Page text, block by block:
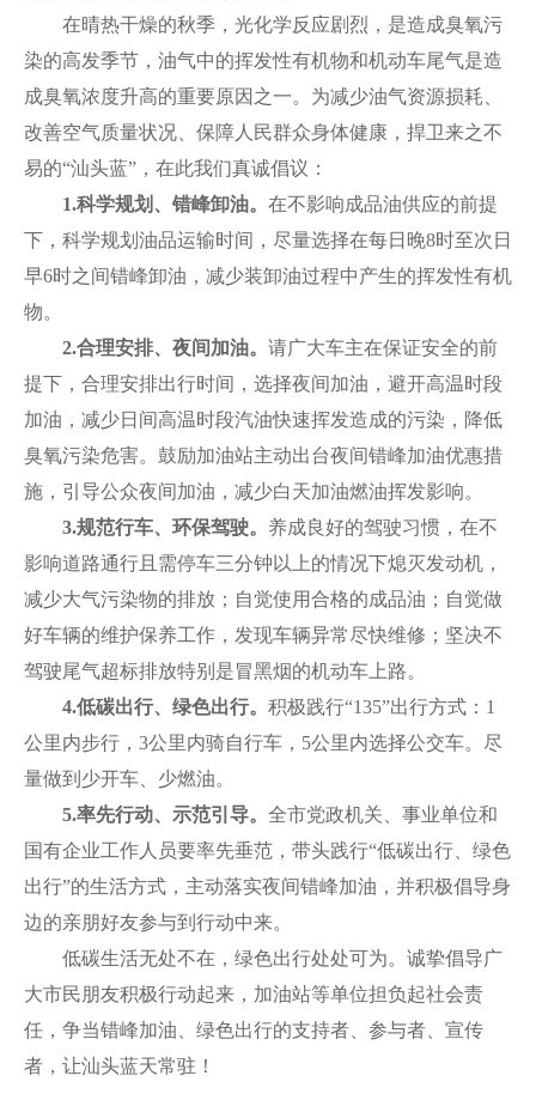
在晴热干燥的秋季，光化学反应剧烈，是造成臭氧污
染的高发季节，油气中的挥发性有机物和机动车尾气是造
成臭氧浓度升高的重要原因之一。为减少油气资源损耗、
改善空气质量状况、保障人民群众身体健康，捍卫来之不
易的“汕头蓝”，在此我们真诚倡议：
1.科学规划、错峰卸油。 在不影响成品油供应的前提
下，科学规划油品运输时间，尽量选择在每日晚8时至次日
早6时之间错峰卸油，减少装卸油过程中产生的挥发性有机
物。
2.合理安排、夜间加油。 请广大车主在保证安全的前
提下，合理安排出行时间，选择夜间加油，避开高温时段
加油，减少日间高温时段汽油快速挥发造成的污染，降低
臭氧污染危害。鼓励加油站主动出台夜间错峰加油优惠措
施，引导公众夜间加油，减少白天加油燃油挥发影响。
3.规范行车、环保驾驶。 养成良好的驾驶习惯，在不
影响道路通行且需停车三分钟以上的情况下熄灭发动机，
减少大气污染物的排放；自觉使用合格的成品油；自觉做
好车辆的维护保养工作，发现车辆异常尽快维修；坚决不
驾驶尾气超标排放特别是冒黑烟的机动车上路。
4.低碳出行、绿色出行。 积极践行“135”出行方式：1
公里内步行，3公里内骑自行车，5公里内选择公交车。尽
量做到少开车、少燃油。
5.率先行动、示范引导。 全市党政机关、事业单位和
国有企业工作人员要率先垂范，带头践行“低碳出行、绿色
出行”的生活方式，主动落实夜间错峰加油，并积极倡导身
边的亲朋好友参与到行动中来。
低碳生活无处不在，绿色出行处处可为。诚挚倡导广
大市民朋友积极行动起来，加油站等单位担负起社会责
任，争当错峰加油、绿色出行的支持者、参与者、宣传
者，让汕头蓝天常驻！